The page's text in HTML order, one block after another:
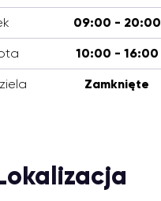
09:00 - 20:00
10:00 - 16:00
Zamknięte